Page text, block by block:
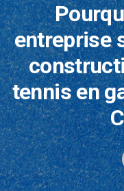
entreprise
tennis en